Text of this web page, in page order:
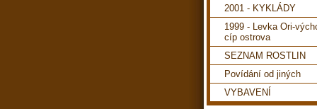
2001 - KYKLÁDY
1999 - Levka Ori-
cíp ostrova
SEZNAM ROSTLIN
Povídání od jiných
VYBAVENÍ